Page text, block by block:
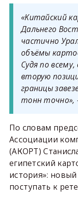
«Китайский
Дальнего
частично
объёмы
Судя по
вторую
границы
тонн точно»,
По словам
Ассоциации
(АКОРТ)
египетский
история»:
поступать к